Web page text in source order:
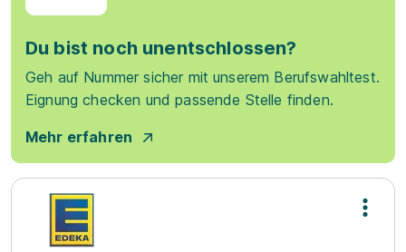
Du bist noch unentschlossen?
Geh auf Nummer sicher mit unserem Berufswahltest.
Eignung checken und passende Stelle finden.
Mehr erfahren